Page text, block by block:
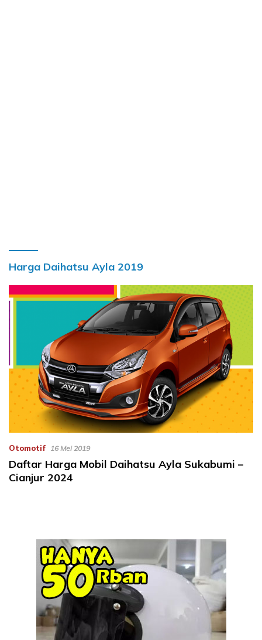
Harga Daihatsu Ayla 2019
Otomotif 16 Mei 2019
Daftar Harga Mobil Daihatsu Ayla Sukabumi –
Cianjur 2024